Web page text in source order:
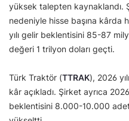
yüksek talepten kaynaklandı.
nedeniyle hisse başına kârda
yılı gelir beklentisini 85-87
değeri 1 trilyon doları geçti.
Türk Traktör (TTRAK), 2026
kâr açıkladı. Şirket ayrıca
beklentisini 8.000-10.000